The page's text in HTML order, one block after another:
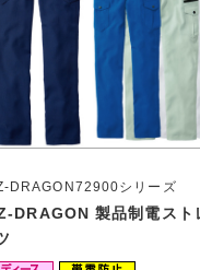
DRAGON72900シリーズ
DRAGON 製品制電スト